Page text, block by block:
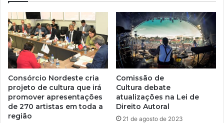
Consórcio Nordeste cria
projeto de cultura que irá
promover apresentações
de 270 artistas em toda a
região
Comissão de
Cultura debate
atualizações na Lei de
Direito Autoral
21 de agosto de 2023